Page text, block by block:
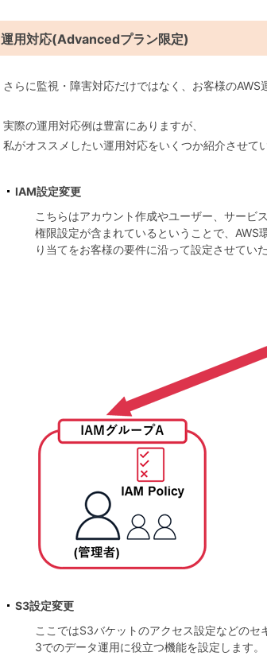
運用対応(Advancedプラン限定)
さらに監視・障害対応だけではなく、お客様のAWS
実際の運用対応例は豊富にありますが、
私がオススメしたい運用対応をいくつか紹介させて
IAM設定変更
こちらはアカウント作成やユーザー、サービ
権限設定が含まれているということで、
り当てをお客様の要件に沿って設定させていた
S3設定変更
ここではS3バケットのアクセス設定などの
3でのデータ運用に役立つ機能を設定します。